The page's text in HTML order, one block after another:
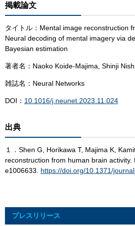
掲載論文
タイトル：Mental image reconstruction
Neural decoding of mental imagery via
Bayesian estimation
著者名：Naoko Koide-Majima, Shinji
雑誌名：Neural Networks
DOI： 10.1016/j.neunet.2023.11.024
出典
１．Shen G, Horikawa T, Majima K,
reconstruction from human brain activity.
e1006633. https://doi.org/10.1371/
プレスリリース